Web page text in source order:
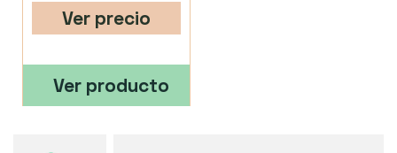
Ver precio
Ver producto